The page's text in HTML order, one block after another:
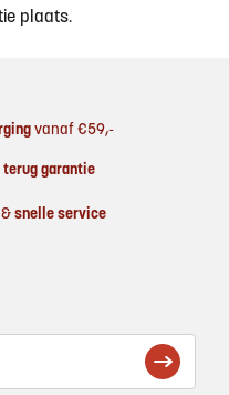
plaats.
vanaf €59,-
terug garantie
snelle service